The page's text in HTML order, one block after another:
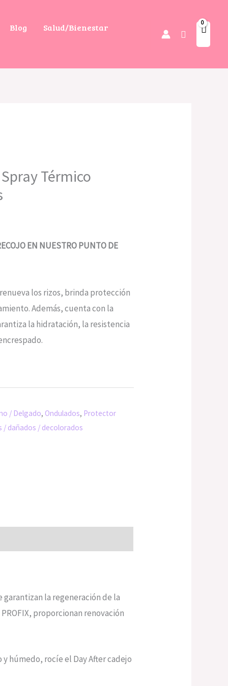
Blog Salud/Bienestar
Buscar
Térmico
EN NUESTRO PUNTO DE
los rizos, brinda protección
Además, cuenta con la
la hidratación, la resistencia
/ Delgado, Ondulados, Protector
/ dañados / decolorados
la regeneración de la
proporcionan renovación
húmedo, rocíe el Day After cadejo